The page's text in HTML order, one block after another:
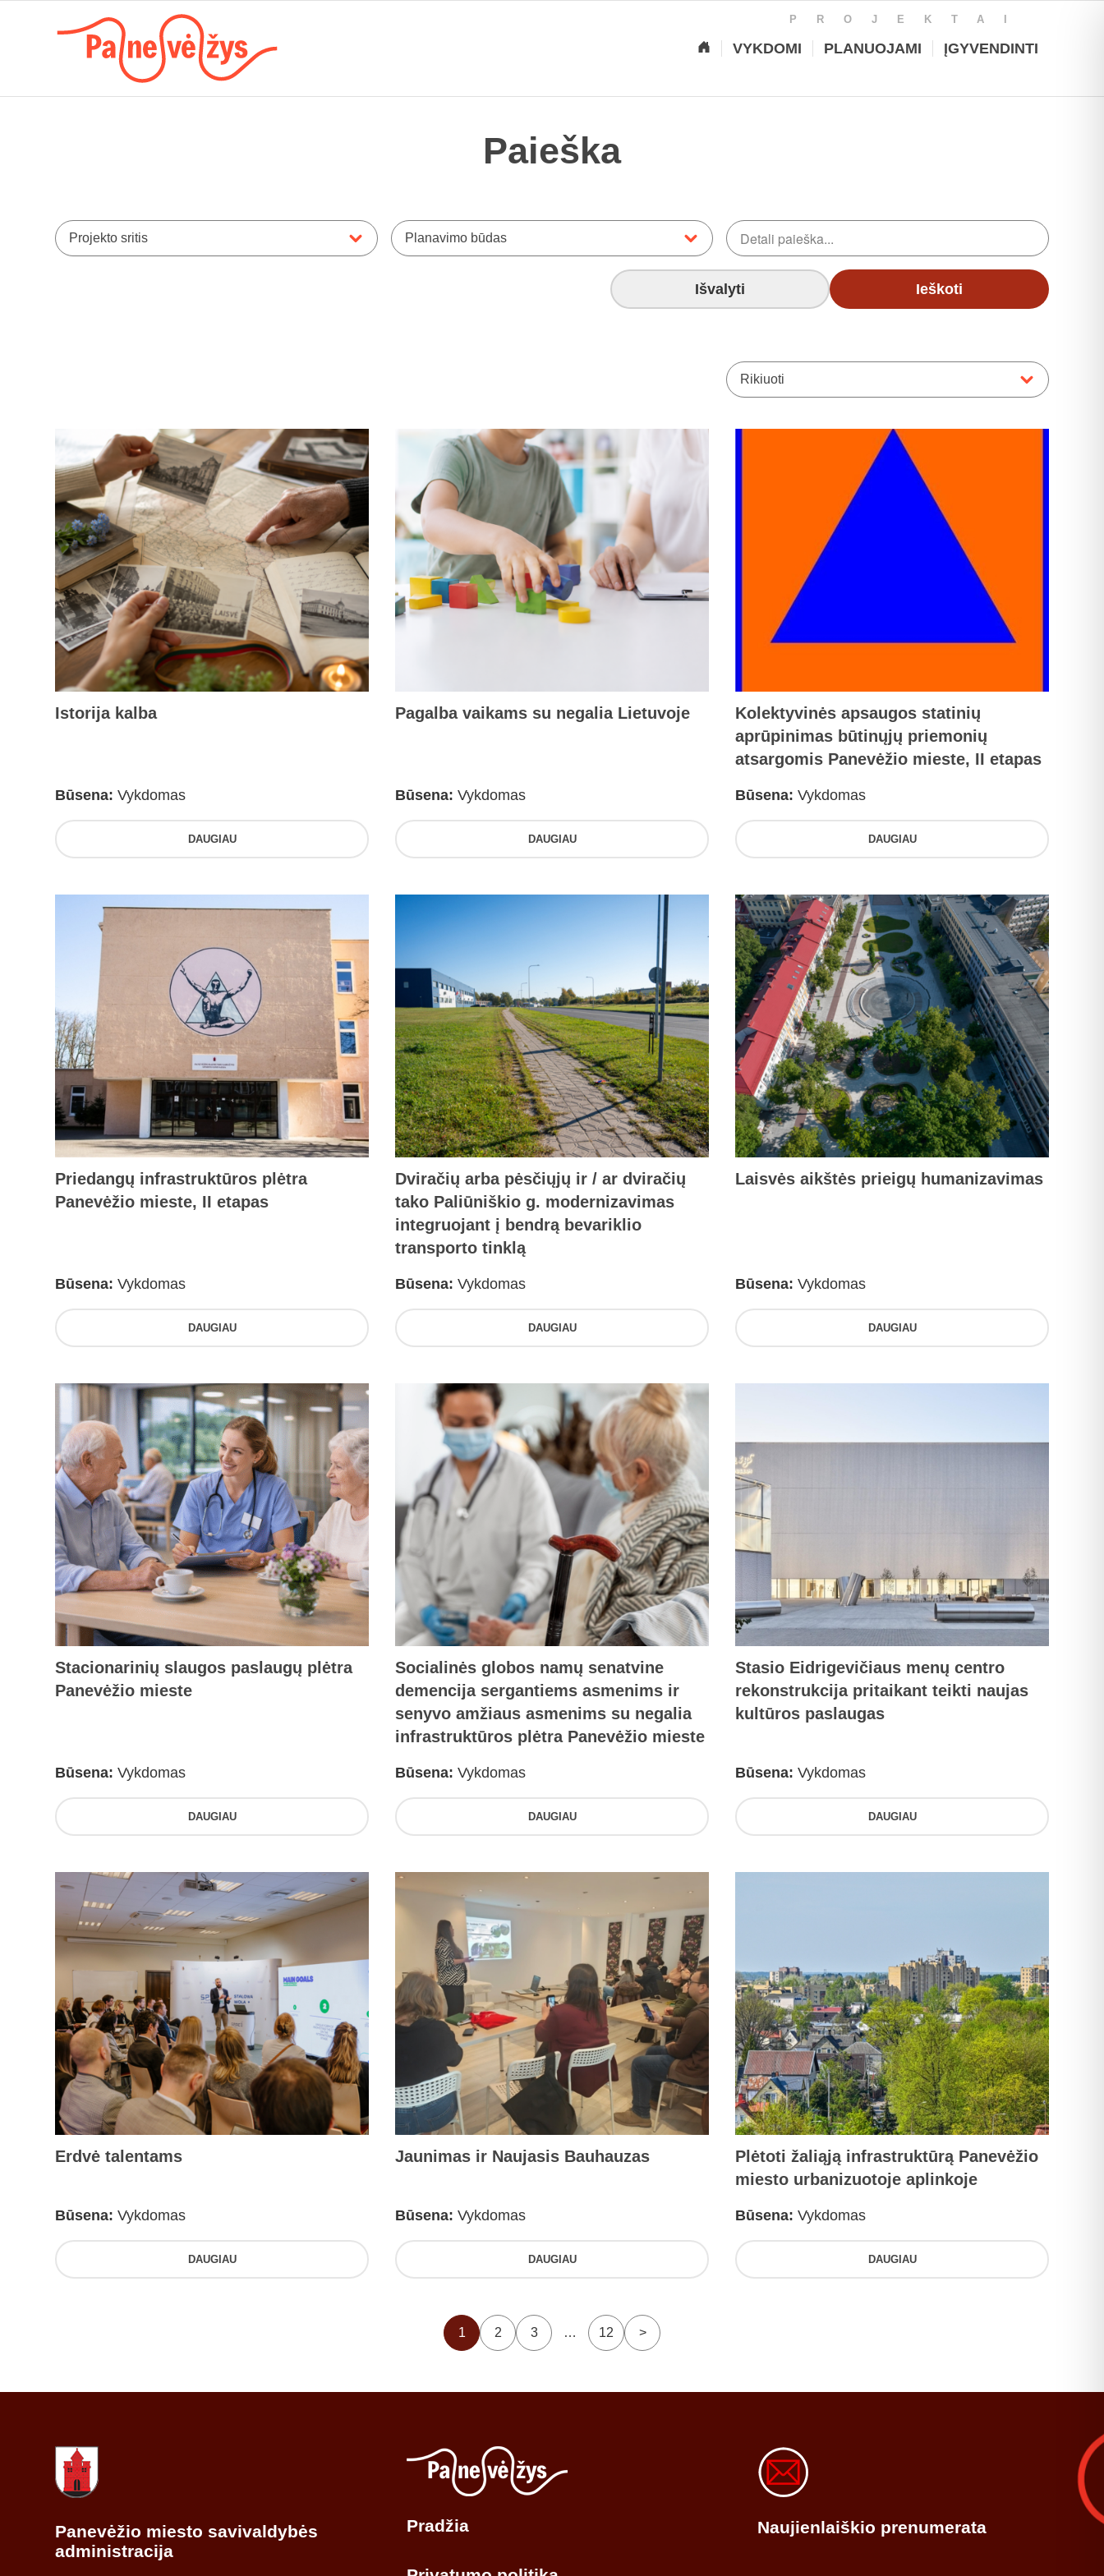
PROJEKTAI
VYKDOMI PLANUOJAMI ĮGYVENDINTI
Paieška
Projekto sritis Planavimo būdas
Išvalyti Ieškoti
Rikiuoti
Istorija kalba
Būsena: Vykdomas
DAUGIAU
Pagalba vaikams su negalia Lietuvoje
Būsena: Vykdomas
DAUGIAU
Kolektyvinės apsaugos statinių
aprūpinimas būtinųjų priemonių
atsargomis Panevėžio mieste, II etapas
Būsena: Vykdomas
DAUGIAU
Priedangų infrastruktūros plėtra
Panevėžio mieste, II etapas
Būsena: Vykdomas
DAUGIAU
Dviračių arba pėsčiųjų ir / ar dviračių
tako Paliūniškio g. modernizavimas
integruojant į bendrą bevariklio
transporto tinklą
Būsena: Vykdomas
DAUGIAU
Laisvės aikštės prieigų humanizavimas
Būsena: Vykdomas
DAUGIAU
Stacionarinių slaugos paslaugų plėtra
Panevėžio mieste
Būsena: Vykdomas
DAUGIAU
Socialinės globos namų senatvine
demencija sergantiems asmenims ir
senyvo amžiaus asmenims su negalia
infrastruktūros plėtra Panevėžio mieste
Būsena: Vykdomas
DAUGIAU
Stasio Eidrigevičiaus menų centro
rekonstrukcija pritaikant teikti naujas
kultūros paslaugas
Būsena: Vykdomas
DAUGIAU
Erdvė talentams
Būsena: Vykdomas
DAUGIAU
Jaunimas ir Naujasis Bauhauzas
Būsena: Vykdomas
DAUGIAU
Plėtoti žaliąją infrastruktūrą Panevėžio
miesto urbanizuotoje aplinkoje
Būsena: Vykdomas
DAUGIAU
1 2 3 … 12 >
Panevėžio miesto savivaldybės
administracija
Pradžia Naujienlaiškio prenumerata